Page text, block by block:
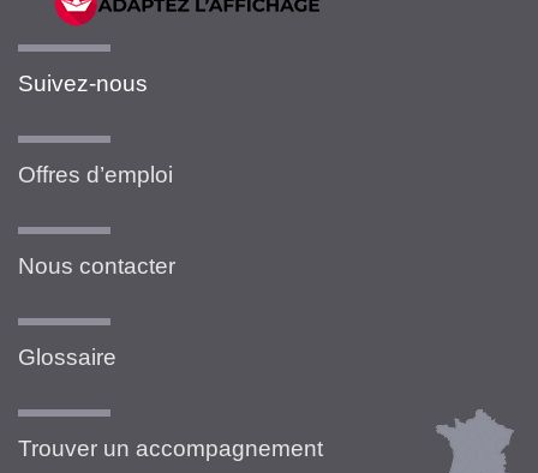
Suivez-nous
Offres d’emploi
Nous contacter
Glossaire
Trouver un accompagnement